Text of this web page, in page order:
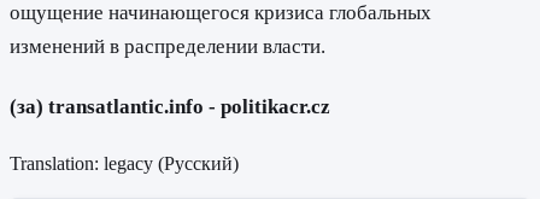
ощущение начинающегося кризиса глобальных
изменений в распределении власти.
(за) transatlantic.info - politikacr.cz
Translation: legacy (Русский)